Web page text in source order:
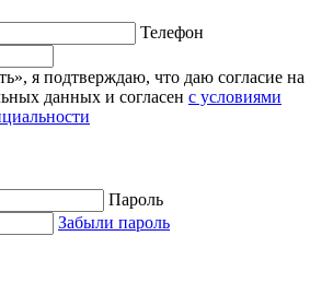
Телефон
я подтверждаю, что даю согласие на
данных и согласен с условиями
Пароль
Забыли пароль